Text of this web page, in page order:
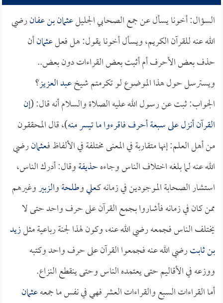
السؤال: أخونا يسأل عن جمع الصحابي الجليلعثمان بن عفانرضي
الله عنه للقرآن الكريم، ويسأل أخونا يقول: هل فعلعثمانأن
حذف بعض الأحرف أم أثبت بعض القراءات دون بعض..
ويسترسل حول هذا الموضوع لو تكرمتم شيخعبد العزيز؟
الجواب: ثبت عن رسول الله عليه الصلاة والسلام أنه قال: (إن
القرآن أنزل على سبعة أحرف فاقرءوا ما تيسر منه)، قال المحققون
من أهل العلم: إنها متقاربة في المعنى مختلفة في الألفاظ فـعثمانرضي
الله عنه لما بلغه اختلاف الناس وجاءهحذيفةوقال: أدرك الناس،
استشار الصحابة الموجودين في زمانه كـعليوطلحةوالزبيروغيرهم
ممن كان في زمانه فأشاروا بجمع القرآن على حرف واحد حتى لا
يختلف الناس فجمعه رضي الله عنه، وكون لهذا لجنة رباعية مثلزيد
بن ثابترضي الله عنه فجمعوا القرآن على حرف واحد وكتبه
ووزعه في الأقاليم حتى يعتمده الناس وحتى ينقطع النزاع.
أما القراءات السبع والقراءات العشر فهي في نفس ما جمعهعثمان